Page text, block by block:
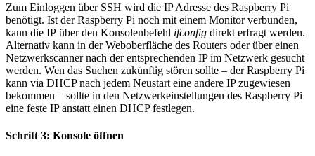
Zum Einloggen über SSH wird die IP Adresse des Raspberry Pi
benötigt. Ist der Raspberry Pi noch mit einem Monitor verbunden,
kann die IP über den Konsolenbefehl ifconfig direkt erfragt werden.
Alternativ kann in der Weboberfläche des Routers oder über einen
Netzwerkscanner nach der entsprechenden IP im Netzwerk gesucht
werden. Wen das Suchen zukünftig stören sollte – der Raspberry Pi
kann via DHCP nach jedem Neustart eine andere IP zugewiesen
bekommen – sollte in den Netzwerkeinstellungen des Raspberry Pi
eine feste IP anstatt einen DHCP festlegen.
Schritt 3: Konsole öffnen